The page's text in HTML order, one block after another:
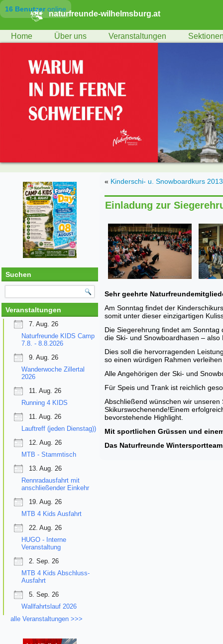
16 Benutzeronline
naturfreunde-wilhelmsburg.at
Home Über uns Veranstaltungen
Suchen
Veranstaltungen
7. Aug. 26
Naturfreunde KIDS Camp
7.8. - 8.8.2026
9. Aug. 26
Wanderwoche Zillertal
2026
11. Aug. 26
Running 4 KIDS
11. Aug. 26
Lauftreff (jeden Dienstag))
12. Aug. 26
MTB - Stammtisch
13. Aug. 26
Rennradausfahrt mit
anschließender Einkehr
19. Aug. 26
MTB 4 Kids Ausfahrt
22. Aug. 26
HUGO - Interne
Veranstaltung
2. Sep. 26
MTB 4 Kids Abschluss-
Ausfahrt
5. Sep. 26
Wallfahrtslauf 2026
alle Veranstaltungen >>>
« Kinderschi- u. Snowboardkurs
Einladung zur
Sehr geehrte
Am Sonntag findet der
somit unter dieser einzigartigen
Die Siegerehrung findet am
die Ski- und Snowboardhasen –
Dies soll die hervorragenden
so einen würdigen Rahmen
Alle Angehörigen der Ski- und
Für Speis und Trank ist reichlich
Abschließend wünschen wir
Skikurswochenende!Einem
bevorstehende Highlight.
Mit sportlichen Grüssen und
Das Naturfreunde